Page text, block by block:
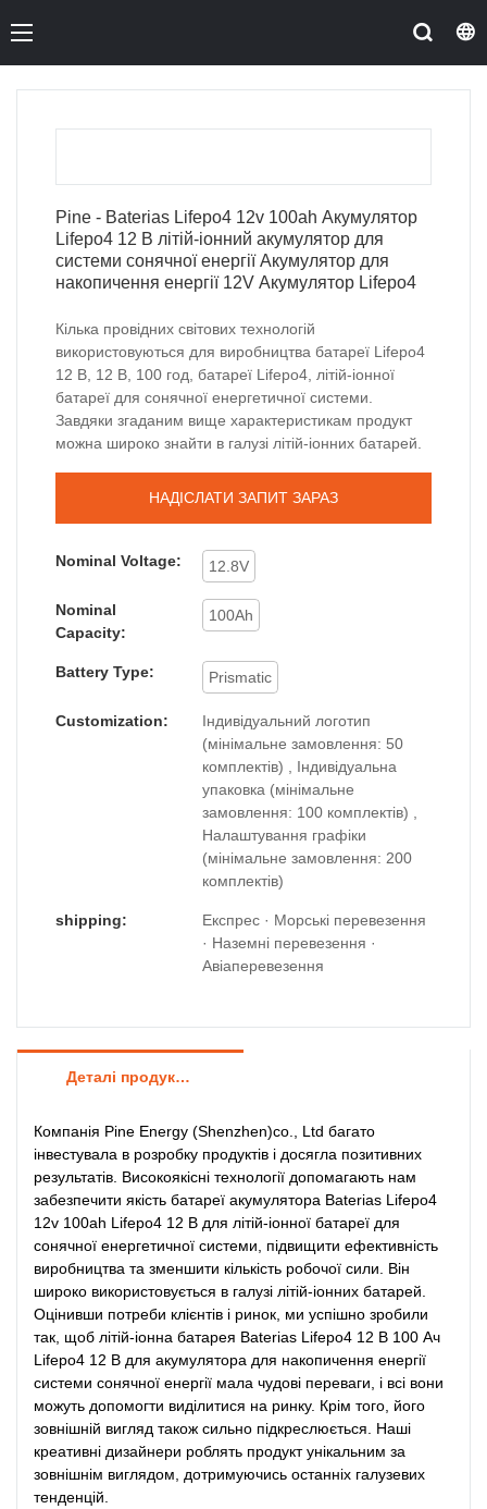
Pine - Baterias Lifepo4 12v 100ah Акумулятор
Lifepo4 12 В літій-іонний акумулятор для
системи сонячної енергії Акумулятор для
накопичення енергії 12V Акумулятор Lifepo4
Кілька провідних світових технологій
використовуються для виробництва батареї Lifepo4
12 В, 12 В, 100 год, батареї Lifepo4, літій-іонної
батареї для сонячної енергетичної системи.
Завдяки згаданим вище характеристикам продукт
можна широко знайти в галузі літій-іонних батарей.
НАДІСЛАТИ ЗАПИТ ЗАРАЗ
Nominal Voltage: 12.8V
Nominal
Capacity:
100Ah
Battery Type: Prismatic
Customization:
Індивідуальний логотип
(мінімальне замовлення: 50
комплектів) , Індивідуальна
упаковка (мінімальне
замовлення: 100 комплектів) ,
Налаштування графіки
(мінімальне замовлення: 200
комплектів)
shipping:
Експрес · Морські перевезення
· Наземні перевезення ·
Авіаперевезення
Деталі продуктів
Компанія Pine Energy (Shenzhen)co., Ltd багато
інвестувала в розробку продуктів і досягла позитивних
результатів. Високоякісні технології допомагають нам
забезпечити якість батареї акумулятора Baterias Lifepo4
12v 100ah Lifepo4 12 В для літій-іонної батареї для
сонячної енергетичної системи, підвищити ефективність
виробництва та зменшити кількість робочої сили. Він
широко використовується в галузі літій-іонних батарей.
Оцінивши потреби клієнтів і ринок, ми успішно зробили
так, щоб літій-іонна батарея Baterias Lifepo4 12 В 100 Ач
Lifepo4 12 В для акумулятора для накопичення енергії
системи сонячної енергії мала чудові переваги, і всі вони
можуть допомогти виділитися на ринку. Крім того, його
зовнішній вигляд також сильно підкреслюється. Наші
креативні дизайнери роблять продукт унікальним за
зовнішнім виглядом, дотримуючись останніх галузевих
тенденцій.